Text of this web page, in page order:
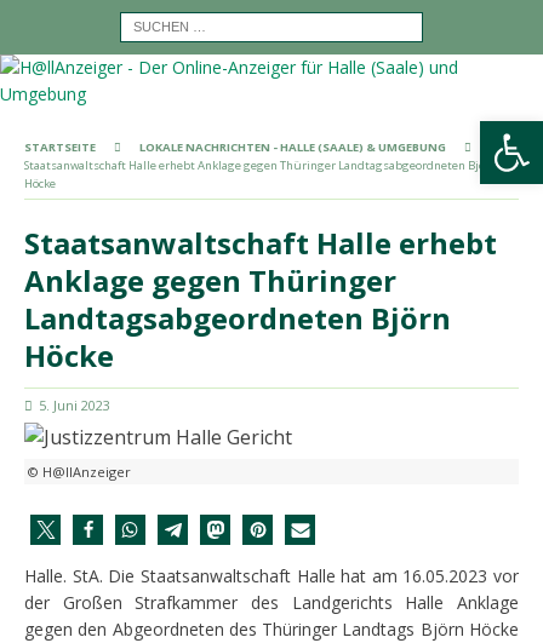
STARTSEITE
LOKALE NACHRICHTEN - HALLE (SAALE) & UMGEBUNG
Staatsanwaltschaft Halle erhebt Anklage gegen Thüringer Landtagsabgeordneten Björn
Höcke
Staatsanwaltschaft Halle erhebt
Anklage gegen Thüringer
Landtagsabgeordneten Björn
Höcke
5. Juni 2023
© H@llAnzeiger
Halle. StA. Die Staatsanwaltschaft Halle hat am 16.05.2023 vor
der Großen Strafkammer des Landgerichts Halle Anklage
gegen den Abgeordneten des Thüringer Landtags Björn Höcke
Werkzeugleiste öffnen